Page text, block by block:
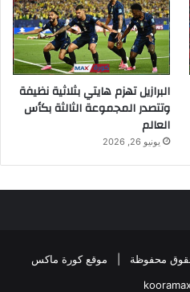
البرازيل تهزم هايتي بثلاثية نظيفة
وتتصدر المجموعة الثالثة بكأس
العالم
يونيو 26, 2026
موقع كورة ماكس